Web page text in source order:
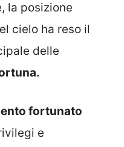
la posizione
cielo ha reso il
delle
fortunato
e